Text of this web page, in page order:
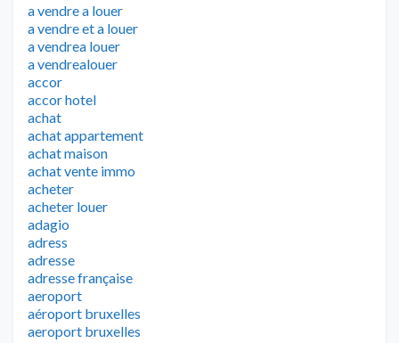
a vendre a louer
a vendre et a louer
a vendrea louer
a vendrealouer
accor
accor hotel
achat
achat appartement
achat maison
achat vente immo
acheter
acheter louer
adagio
adress
adresse
adresse française
aeroport
aéroport bruxelles
aeroport bruxelles